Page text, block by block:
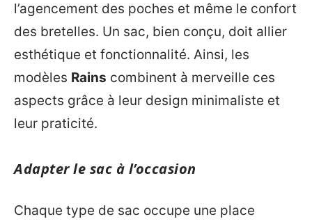
l’agencement des poches et même le confort
des bretelles. Un sac, bien conçu, doit allier
esthétique et fonctionnalité. Ainsi, les
modèles Rains combinent à merveille ces
aspects grâce à leur design minimaliste et
leur praticité.
Adapter le sac à l’occasion
Chaque type de sac occupe une place